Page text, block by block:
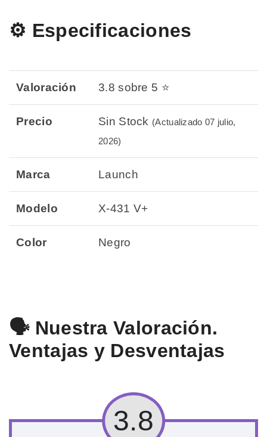
⚙️ Especificaciones
Valoración 3.8 sobre 5 ⭐
Precio Sin Stock (Actualizado 07 julio,
2026)
Marca Launch
Modelo X-431 V+
Color Negro
🗣️ Nuestra Valoración.
Ventajas y Desventajas
3.8